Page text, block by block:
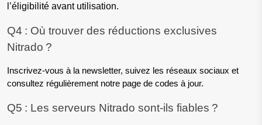
l’éligibilité avant utilisation.
Q4 : Où trouver des réductions exclusives
Nitrado ?
Inscrivez-vous à la newsletter, suivez les réseaux sociaux et
consultez régulièrement notre page de codes à jour.
Q5 : Les serveurs Nitrado sont-ils fiables ?